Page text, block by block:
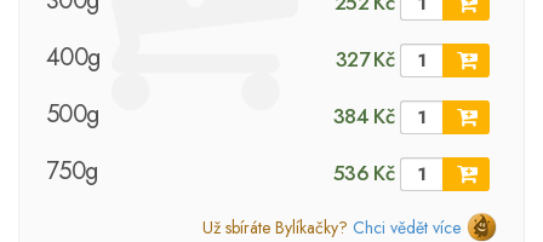
400g 327 Kč
500g 384 Kč
750g 536 Kč
Už sbíráte Bylíkačky? Chci vědět více